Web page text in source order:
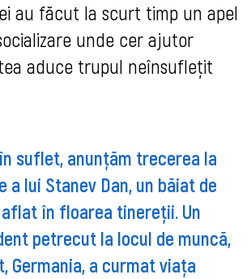
au făcut la scurt timp un apel
unde cer ajutor
aduce trupul neînsufleţit
suflet, anunțăm trecerea la
a lui Stanev Dan, un băiat de
aflat în floarea tinereții. Un
petrecut la locul de muncă,
Germania, a curmat viața